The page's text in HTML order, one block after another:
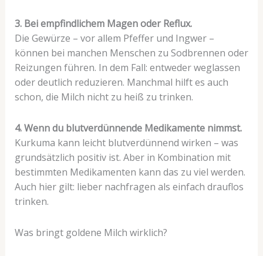
3. Bei empfindlichem Magen oder Reflux.
Die Gewürze – vor allem Pfeffer und Ingwer –
können bei manchen Menschen zu Sodbrennen oder
Reizungen führen. In dem Fall: entweder weglassen
oder deutlich reduzieren. Manchmal hilft es auch
schon, die Milch nicht zu heiß zu trinken.
4. Wenn du blutverdünnende Medikamente nimmst.
Kurkuma kann leicht blutverdünnend wirken – was
grundsätzlich positiv ist. Aber in Kombination mit
bestimmten Medikamenten kann das zu viel werden.
Auch hier gilt: lieber nachfragen als einfach drauflos
trinken.
Was bringt goldene Milch wirklich?